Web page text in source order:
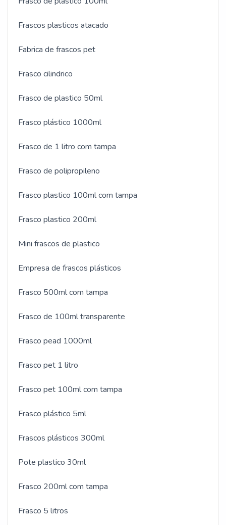
segura, qualificações possíveis pelo fato de a
são realizadas as atividades e cuidados e respeito à
de uma equipe de colaboradores proativos e de alta
ponta a ponta.
Frascos plasticos atacado
Fabrica de frascos pet
Frasco cilindrico
Frasco de plastico 50ml
Frasco plástico 1000ml
Frasco de 1 litro com tampa
Frasco de polipropileno
Frasco plastico 100ml com tampa
Frasco plastico 200ml
Mini frascos de plastico
Empresa de frascos plásticos
Frasco 500ml com tampa
Frasco de 100ml transparente
Frasco pead 1000ml
Frasco pet 1 litro
Frasco pet 100ml com tampa
Frasco plástico 5ml
Frascos plásticos 300ml
Pote plastico 30ml
Frasco 200ml com tampa
Frasco 5 litros